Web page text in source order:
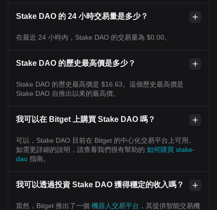
Stake DAO 的 24 小時交易量是多少？
在最近 24 小時內，Stake DAO 的交易量為 $0.00。
Stake DAO 的歷史最高價是多少？
Stake DAO 的歷史最高價是 $16.63。這個歷史最高價是
Stake DAO 自推出以來的最高價。
我可以在 Bitget 上購買 Stake DAO 嗎？
可以，Stake DAO 目前在 Bitget 的中心化交易平台上可用。
如需更詳細的說明，請查看我們很有幫助的 如何購買 stake-
dao 指南。
我可以透過投資 Stake DAO 獲得穩定的收入嗎？
當然，Bitget 推出了一個 機器人交易平台 ，其提供智能交易機